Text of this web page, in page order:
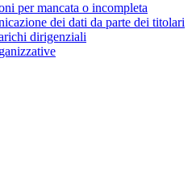
per mancata o incompleta
dei dati da parte dei titolari
dirigenziali